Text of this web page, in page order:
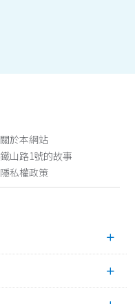
關於本網站
鐵山路1號的故事
隱私權政策